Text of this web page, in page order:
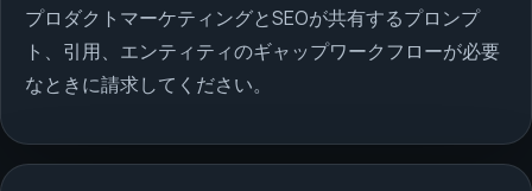
プロダクトマーケティングとSEOが共有するプロンプ
ト、引用、エンティティのギャップワークフローが必要
なときに請求してください。